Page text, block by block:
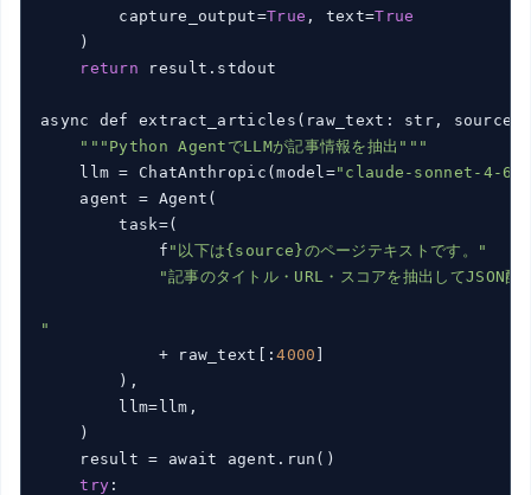
        capture_output=
True , text=True
    )
return result.stdout
async def extract_articles(raw_text: str,
"" "Python AgentでLLMが記事情報を抽出" ""
    llm = ChatAnthropic(model=
"claude-sonnet-4-6"
    agent = Agent(
        task=(
            f
"以下は{source}のページテキストです。"
"記事のタイトル・URL・スコアを抽出してJSON
"
            + raw_text[:
4000
        ),
        llm=llm,
    )
    result = await agent.run()
try :